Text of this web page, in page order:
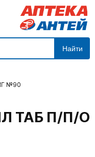
Найти
№90
ТАБ П/П/О